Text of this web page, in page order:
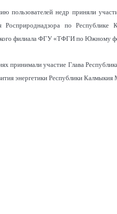
пользователей недр приняли
Росприроднадзора по Республике
филиала ФГУ «ТФГИ по Южному
принимали участие Глава
энергетики Республики